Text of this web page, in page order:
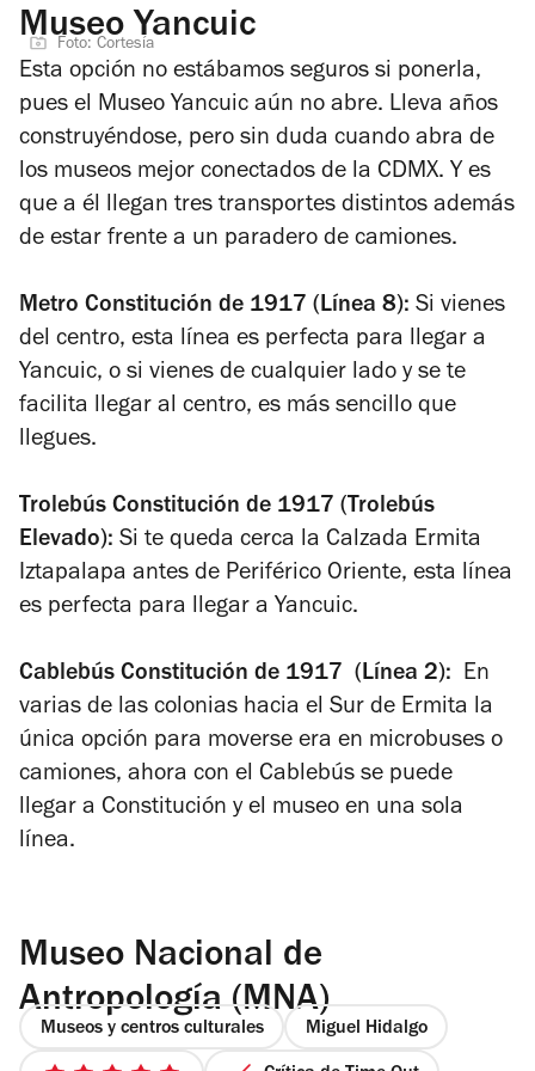
Museo Yancuic
Foto: Cortesía
Esta opción no estábamos seguros si ponerla,
pues el Museo Yancuic aún no abre. Lleva años
construyéndose, pero sin duda cuando abra de
los museos mejor conectados de la CDMX. Y es
que a él llegan tres transportes distintos además
de estar frente a un paradero de camiones.
Metro Constitución de 1917 (Línea 8): Si vienes
del centro, esta línea es perfecta para llegar a
Yancuic, o si vienes de cualquier lado y se te
facilita llegar al centro, es más sencillo que
llegues.
Trolebús Constitución de 1917 (Trolebús
Elevado): Si te queda cerca la Calzada Ermita
Iztapalapa antes de Periférico Oriente, esta línea
es perfecta para llegar a Yancuic.
Cablebús Constitución de 1917 (Línea 2): En
varias de las colonias hacia el Sur de Ermita la
única opción para moverse era en microbuses o
camiones, ahora con el Cablebús se puede
llegar a Constitución y el museo en una sola
línea.
Museo Nacional de
Antropología (MNA)
Museos y centros culturales Miguel Hidalgo